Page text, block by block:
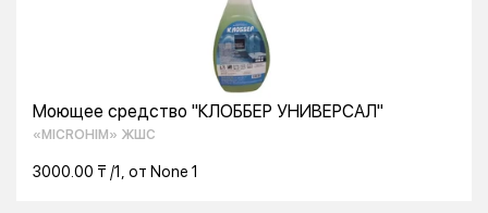
Моющее средство "КЛОББЕР УНИВЕРСАЛ"
«MICROHIM» ЖШС
3000.00 ₸ /1, от None 1